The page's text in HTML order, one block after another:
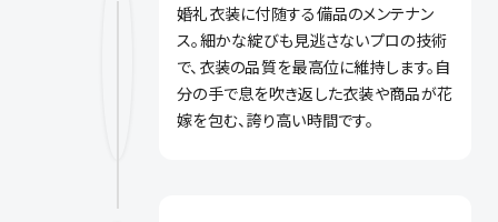
婚礼衣装に付随する備品のメンテナン
ス。細かな綻びも見逃さないプロの技術
で、衣装の品質を最高位に維持します。自
分の手で息を吹き返した衣装や商品が花
嫁を包む、誇り高い時間です。